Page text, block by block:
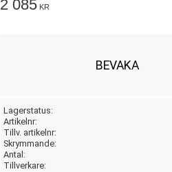
2 085 KR
BEVAKA
Lagerstatus
Artikelnr
Tillv. artikelnr
Skrymmande
Antal
Tillverkare